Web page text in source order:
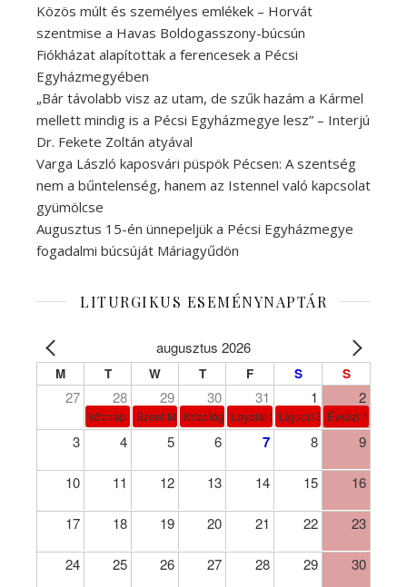
Közös múlt és személyes emlékek – Horvát
szentmise a Havas Boldogasszony-búcsún
Fiókházat alapítottak a ferencesek a Pécsi
Egyházmegyében
„Bár távolabb visz az utam, de szűk hazám a Kármel
mellett mindig is a Pécsi Egyházmegye lesz” – Interjú
Dr. Fekete Zoltán atyával
Varga László kaposvári püspök Pécsen: A szentség
nem a bűntelenség, hanem az Istennel való kapcsolat
gyümölcse
Augusztus 15-én ünnepeljük a Pécsi Egyházmegye
fogadalmi búcsúját Máriagyűdön
LITURGIKUS ESEMÉNYNAPTÁR
augusztus 2026
M T W T F S S
27 28 29 30 31 1 2
köznap Szent Márta, Mária és Lázár
Krizológ Szent Péter
Loyolai Szent IgnácLiguori Szent Alfonz pk-et.
Évközi 18.
3 4 5 6 7 8 9
10 11 12 13 14 15 16
17 18 19 20 21 22 23
24 25 26 27 28 29 30